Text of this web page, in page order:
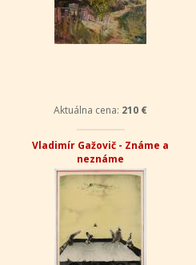
Aktuálna cena: 210 €
Vladimír Gažovič - Známe a
neznáme